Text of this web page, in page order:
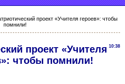
проект «Учителя героев»: чтобы
помнили!
10:38
проект «Учителя
чтобы помнили!